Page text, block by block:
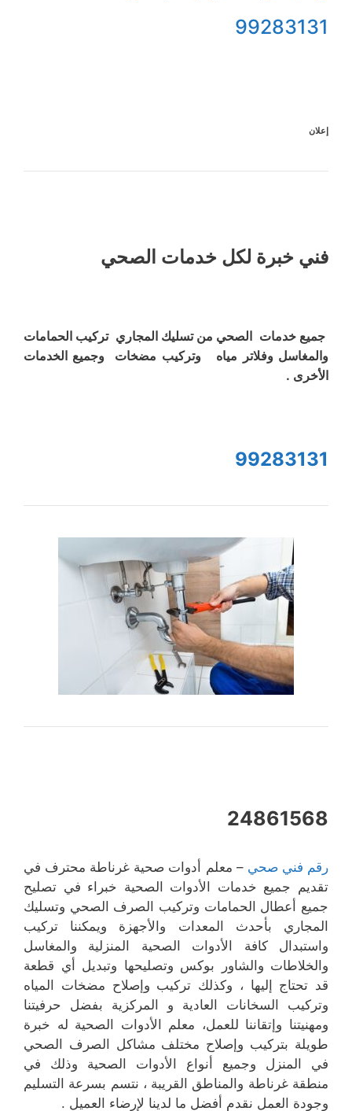
99283131
إعلان
فني خبرة لكل خدمات الصحي
جميع خدمات الصحي من تسليك المجاري تركيب الحمامات
والمغاسل وفلاتر مياه وتركيب مضخات وجميع الخدمات
الأخرى .
99283131
24861568
رقم فني صحي – معلم أدوات صحية غرناطة محترف في
تقديم جميع خدمات الأدوات الصحية خبراء في تصليح
جميع أعطال الحمامات وتركيب الصرف الصحي وتسليك
المجاري بأحدث المعدات والأجهزة ويمكننا تركيب
واستبدال كافة الأدوات الصحية المنزلية والمغاسل
والخلاطات والشاور بوكس وتصليحها وتبديل أي قطعة
قد تحتاج إليها ، وكذلك تركيب وإصلاح مضخات المياه
وتركيب السخانات العادية و المركزية بفضل حرفيتنا
ومهنيتنا وإتقاننا للعمل، معلم الأدوات الصحية له خبرة
طويلة بتركيب وإصلاح مختلف مشاكل الصرف الصحي
في المنزل وجميع أنواع الأدوات الصحية وذلك في
منطقة غرناطة والمناطق القريبة ، نتسم بسرعة التسليم
وجودة العمل نقدم أفضل ما لدينا لإرضاء العميل .